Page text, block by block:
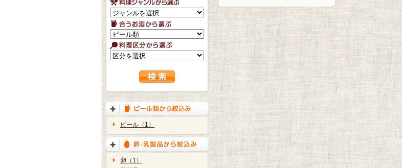
ビール（1）
卵（1）